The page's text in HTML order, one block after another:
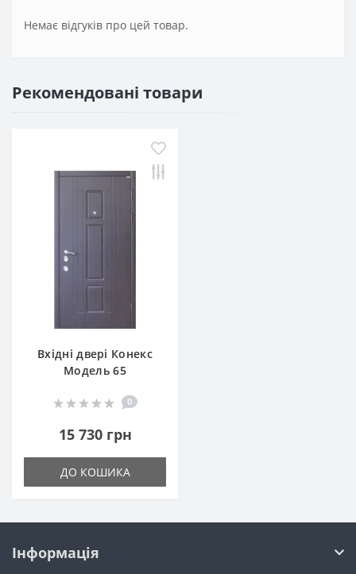
Немає відгуків про цей товар.
Рекомендовані товари
Вхідні двері Конекс
Модель 65
0
15 730 грн
ДО КОШИКА
Інформація